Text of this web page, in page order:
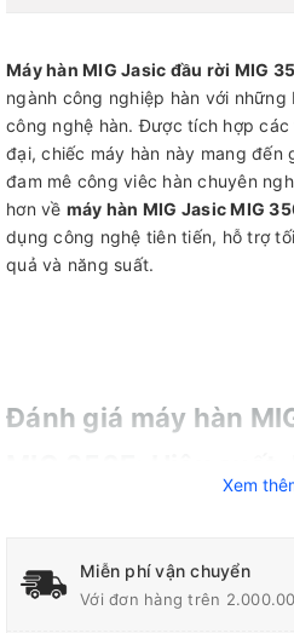
Máy hàn MIG Jasic đầu rời MIG
ngành công nghiệp hàn với
công nghệ hàn. Được tích hợp
đại, chiếc máy hàn này mang
đam mê công viêc hàn chuyên
hơn về máy hàn MIG Jasic MIG
dụng công nghệ tiên tiến, hỗ trợ
quả và năng suất.
Đánh giá máy hàn
Xem
Miễn phí vận chuyển
Với đơn hàng trên